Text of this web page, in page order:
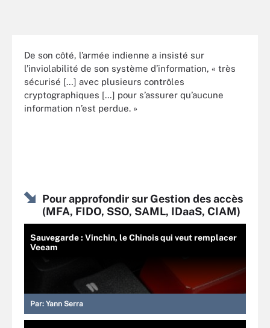
De son côté, l’armée indienne a insisté sur
l’inviolabilité de son système d’information, « très
sécurisé […] avec plusieurs contrôles
cryptographiques […] pour s’assurer qu’aucune
information n’est perdue. »
Pour approfondir sur Gestion des accès
(MFA, FIDO, SSO, SAML, IDaaS, CIAM)
Sauvegarde : Vinchin, le Chinois qui veut remplacer
Veeam
Par: Yann Serra